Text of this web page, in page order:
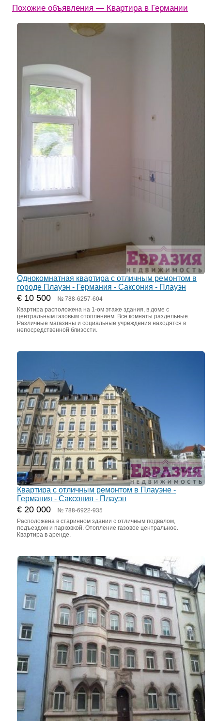
Похожие объявления — Квартира в Германии
Однокомнатная квартира с отличным ремонтом в
городе Плауэн - Германия - Саксония - Плауэн
€ 10 500 № 788-6257-604
Квартира расположена на 1-ом этаже здания, в доме с
центральным газовым отоплением. Все комнаты раздельные.
Различные магазины и социальные учреждения находятся в
непосредственной близости.
Квартира с отличным ремонтом в Плауэне -
Германия - Саксония - Плауэн
€ 20 000 № 788-6922-935
Расположена в старинном здании с отличным подвалом,
подъездом и парковкой. Отопление газовое центральное.
Квартира в аренде.